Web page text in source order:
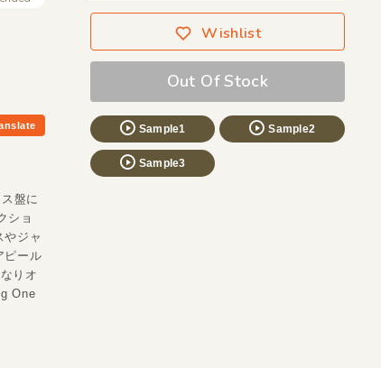
Wishlist
Out Of Stock
Sample1 Sample2
Sample3
盤に
ショ
ジャ
ピール
りオ
One